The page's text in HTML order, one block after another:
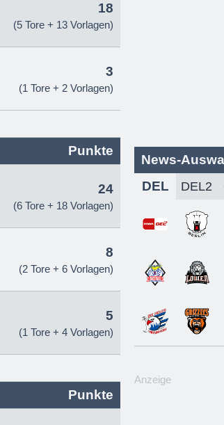
18
(5 Tore + 13 Vorlagen)
3
(1 Tore + 2 Vorlagen)
Punkte
24
(6 Tore + 18 Vorlagen)
8
(2 Tore + 6 Vorlagen)
5
(1 Tore + 4 Vorlagen)
Punkte
News-
DEL
Anzeige